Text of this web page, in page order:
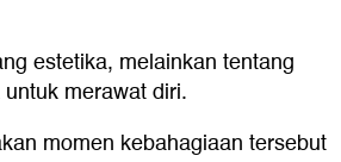
estetika, melainkan tentang
merawat diri.
momen kebahagiaan tersebut